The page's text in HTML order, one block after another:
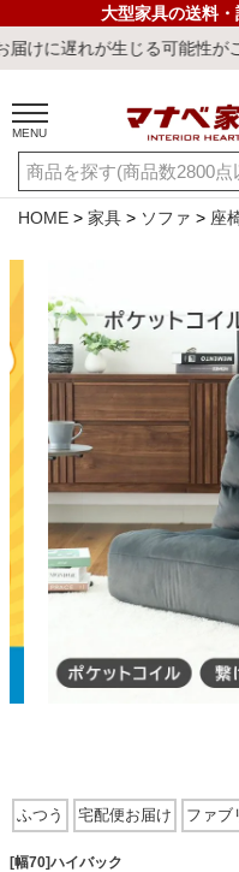
大型家具の送料
る可能性がございます。ご
MENU
ご利用ガイド
店舗一覧
キーワード・商品番号で探
最短発送 冷感ラグ 冷
ダイニングテーブル
HOME 家具 ソファ 座
宅配便お届け ファブ
リクライニング
ふつう
[幅70]ハイバック